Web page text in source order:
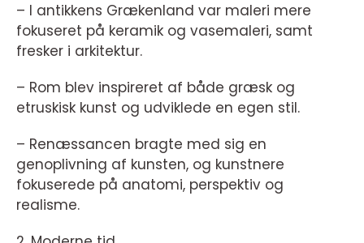
– I antikkens Grækenland var maleri mere
fokuseret på keramik og vasemaleri, samt
fresker i arkitektur.
– Rom blev inspireret af både græsk og
etruskisk kunst og udviklede en egen stil.
– Renæssancen bragte med sig en
genoplivning af kunsten, og kunstnere
fokuserede på anatomi, perspektiv og
realisme.